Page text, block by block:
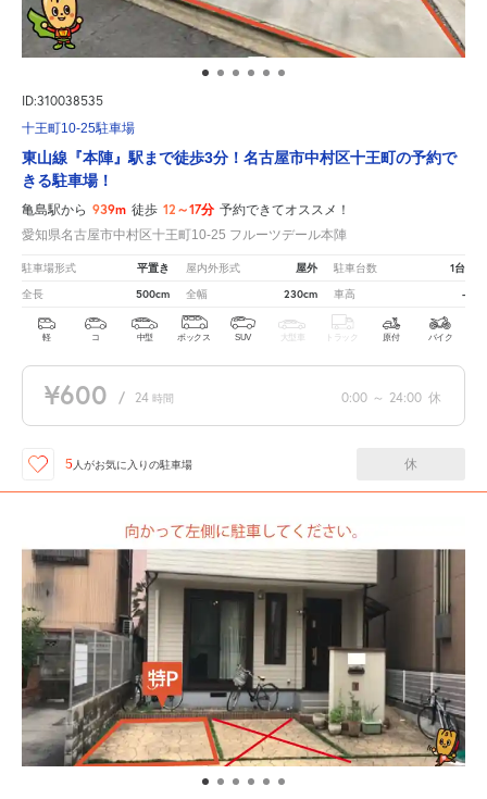
ID:310038535
十王町10-25駐車場
東山線『本陣』駅まで徒歩3分！名古屋市中村区十王町の予約で
きる駐車場！
亀島駅から 939m 徒歩 12～17分 予約できてオススメ！
愛知県名古屋市中村区十王町10-25 フルーツデール本陣
駐車場形式 平置き 屋内外形式 屋外 駐車台数 1台
全長 500cm 全幅 230cm 車高 -
軽 コ 中型 ボックス SUV 大型車 トラック 原付 バイク
¥600 / 24 時間 0:00 ～ 24:00 休
5人がお気に入りの駐車場 休